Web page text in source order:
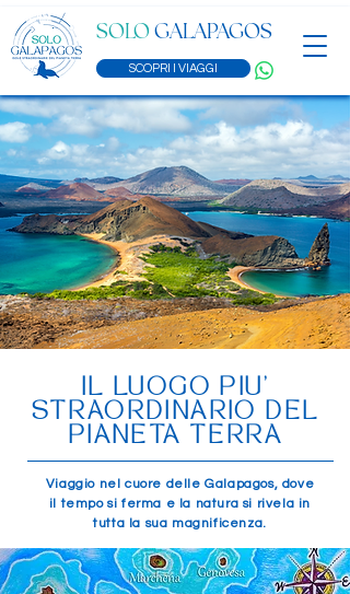
SOLO GALAPAGOS
SCOPRI I VIAGGI
IL LUOGO PIU'
STRAORDINARIO DEL
PIANETA TERRA
Viaggio nel cuore delle Galapagos, dove
il tempo si ferma e la natura si rivela in
tutta la sua magnificenza.